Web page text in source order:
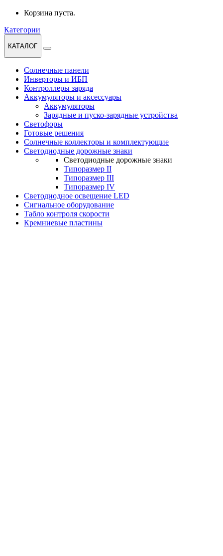
Корзина пуста.
Категории
КАТАЛОГ
Солнечные панели
Инверторы и ИБП
Контроллеры заряда
Аккумуляторы и аксессуары
Аккумуляторы
Зарядные и пуско-зарядные устройства
Светофоры
Готовые решения
Солнечные коллекторы и комплектующие
Светодиодные дорожные знаки
Светодиодные дорожные знаки
Типоразмер II
Типоразмер III
Типоразмер IV
Светодиодное освещение LED
Сигнальное оборудование
Табло контроля скорости
Кремниевые пластины